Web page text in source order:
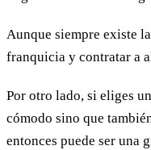
Aunque siempre existe
franquicia y contratar a
Por otro lado, si eliges
cómodo sino que
entonces puede ser una